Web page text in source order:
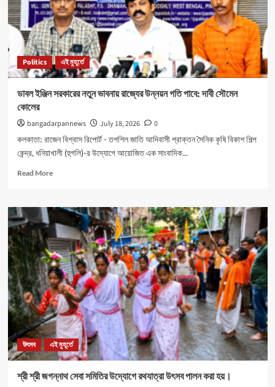
Politics এই মুহূর্তে
ডাবল ইঞ্জিন সরকারের নতুন ভাবনায় রাজ্যের উন্নয়ন গতি পাবে: দাবী সৌমেন
কোলের
bangadarpannews July 18, 2026
0
কলকাতা: রাজেন বিশ্বাস রিপোর্ট - তপশিল জাতি আদিবাসী প্রাক্তন সৈনিক কৃষি বিকাশ শিল্প
কেন্দ্র, ধনিয়াখালী (হুগলি)-র উদ্যোগে আয়োজিত এক সাংবাদিক...
Read MoreRead
ডাবল
সরকারের
নতুন
ভাবনায়
রাজ্যের
উন্নয়ন
গতি
পাবে:
দাবী
সৌমেন
কোলের
উৎসব এই মুহূর্তে
শ্রী শ্রী জগন্নাথ সেবা সমিতির উদ্যোগে রথযাত্রা উৎসব পালন করা হয়।